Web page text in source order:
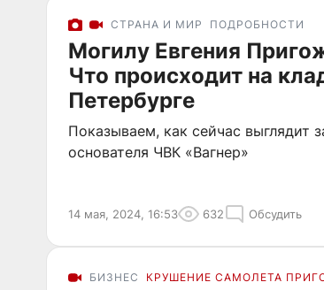
СТРАНА И МИР ПОДРОБНОСТИ
Могилу Евгения
Что происходит на
Петербурге
Показываем, как сейчас выглядит
основателя ЧВК «Вагнер»
14 мая, 2024, 16:53 632 Обсудить
БИЗНЕС КРУШЕНИЕ САМОЛЕТА